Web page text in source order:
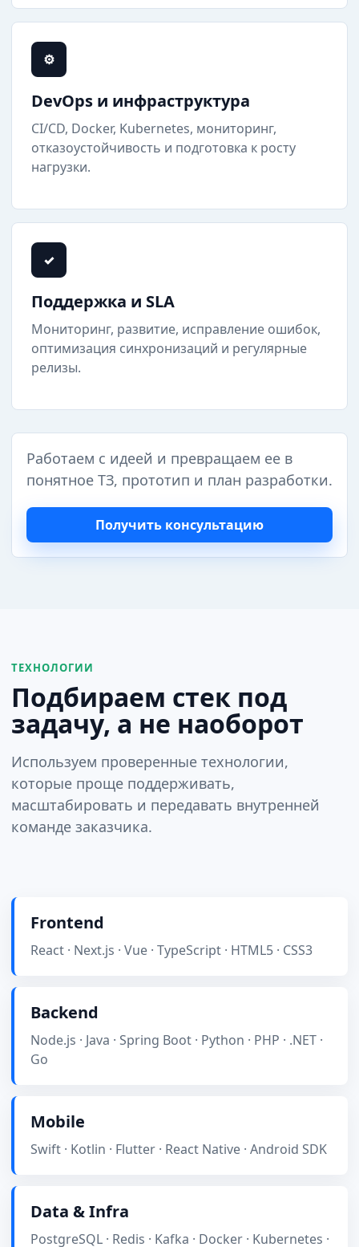
⚙
DevOps и инфраструктура
CI/CD, Docker, Kubernetes, мониторинг,
отказоустойчивость и подготовка к росту
нагрузки.
✓
Поддержка и SLA
Мониторинг, развитие, исправление ошибок,
оптимизация синхронизаций и регулярные
релизы.
Работаем с идеей и превращаем ее в
понятное ТЗ, прототип и план разработки.
Получить консультацию
ТЕХНОЛОГИИ
Подбираем стек под
задачу, а не наоборот
Используем проверенные технологии,
которые проще поддерживать,
масштабировать и передавать внутренней
команде заказчика.
Frontend
React · Next.js · Vue · TypeScript · HTML5 · CSS3
Backend
Node.js · Java · Spring Boot · Python · PHP · .NET ·
Go
Mobile
Swift · Kotlin · Flutter · React Native · Android SDK
Data & Infra
PostgreSQL · Redis · Kafka · Docker · Kubernetes ·